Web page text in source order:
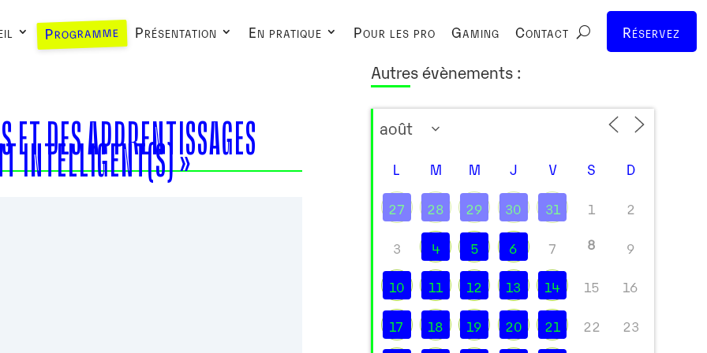
Programme Présentation En pratique Pour les pro Gaming Contact Réservez
ET DES APPRENTISSAGES
INTELLIGENT(S) »
Autres évènements :
L M M J V S D
27 28 29 30 31 1 2
3 4 5 6 7 8 9
10 11 12 13 14 15 16
17 18 19 20 21 22 23